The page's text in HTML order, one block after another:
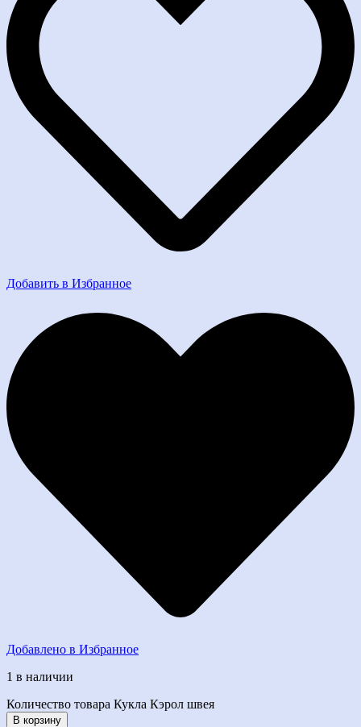
Добавить в Избранное
Добавлено в Избранное
1 в наличии
Количество товара Кукла Кэрол швея
В корзину